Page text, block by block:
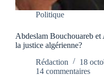
Politique
Abdeslam Bouchouareb
la justice algérienne?
Rédaction
18
14 commentaires